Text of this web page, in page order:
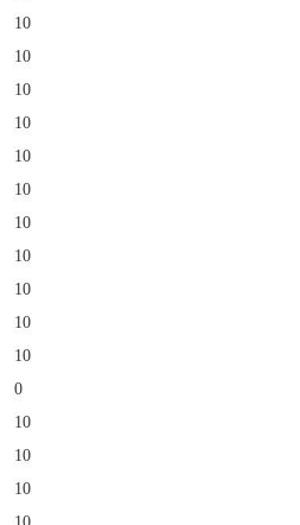
10
10
10
10
10
10
10
10
10
10
10
0
10
10
10